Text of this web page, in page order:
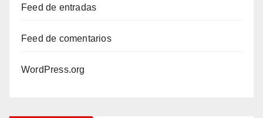
Feed de entradas
Feed de comentarios
WordPress.org